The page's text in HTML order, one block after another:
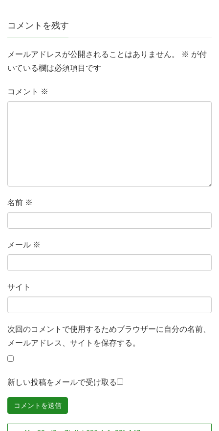
コメントを残す
メールアドレスが公開されることはありません。 ※ が付
いている欄は必須項目です
コメント ※
名前 ※
メール ※
サイト
次回のコメントで使用するためブラウザーに自分の名前、
メールアドレス、サイトを保存する。
新しい投稿をメールで受け取る